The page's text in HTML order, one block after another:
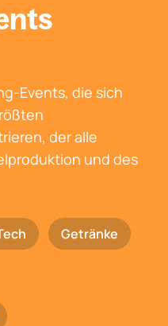
Events, die sich
der alle
und des
Getränke